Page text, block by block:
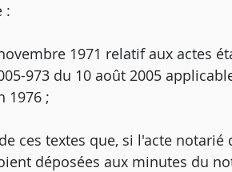
:
1971 relatif aux actes
973 du 10 août 2005
1976 ;
ces textes que, si l'acte
déposées aux minutes du